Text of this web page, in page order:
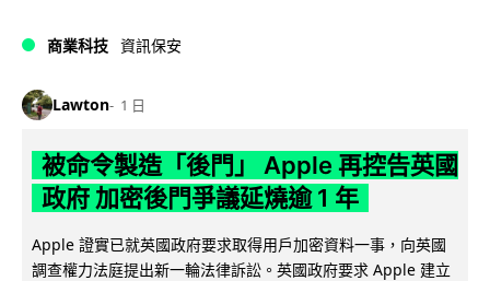
商業科技 資訊保安
Lawton 1 日
被命令製造「後門」 Apple 再控告英國
政府 加密後門爭議延燒逾 1 年
Apple 證實已就英國政府要求取得用戶加密資料一事，向英國
調查權力法庭提出新一輪法律訴訟。英國政府要求 Apple 建立